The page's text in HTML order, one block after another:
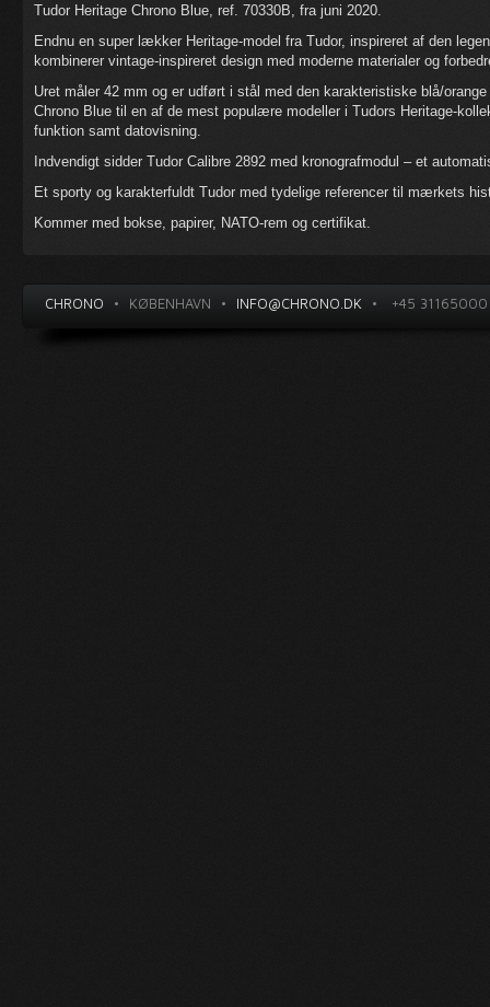
Tudor Heritage Chrono Blue, ref. 70330B, fra juni 2020.
Endnu en super lækker Heritage-model fra Tudor, inspireret af den
kombinerer vintage-inspireret design med moderne materialer og
Uret måler 42 mm og er udført i stål med den karakteristiske blå/
Chrono Blue til en af de mest populære modeller i Tudors Heritage-
funktion samt datovisning.
Indvendigt sidder Tudor Calibre 2892 med kronografmodul – et
Et sporty og karakterfuldt Tudor med tydelige referencer til mærkets
Kommer med bokse, papirer, NATO-rem og certifikat.
CHRONO • KØBENHAVN • INFO@CHRONO.DK • +45 31165000